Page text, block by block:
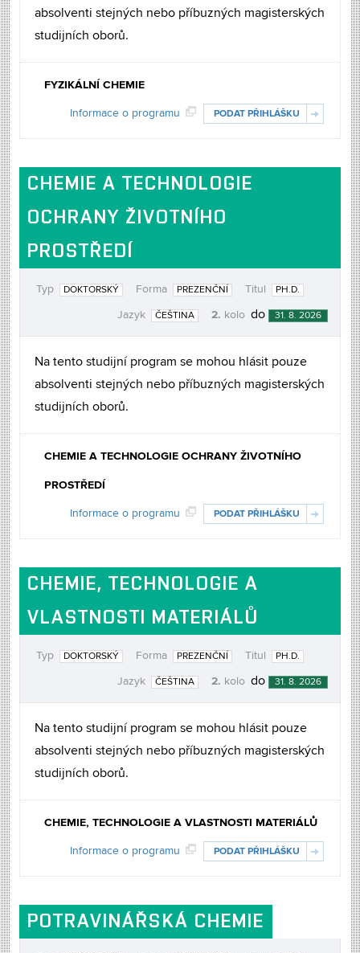
absolventi stejných nebo příbuzných magisterských
studijních oborů.
FYZIKÁLNÍ CHEMIE
Informace o programu PODAT PŘIHLÁŠKU
CHEMIE A TECHNOLOGIE
OCHRANY ŽIVOTNÍHO
PROSTŘEDÍ
Typ DOKTORSKÝ Forma PREZENČNÍ Titul PH.D.
Jazyk ČEŠTINA 2. kolo do 31. 8. 2026
Na tento studijní program se mohou hlásit pouze
absolventi stejných nebo příbuzných magisterských
studijních oborů.
CHEMIE A TECHNOLOGIE OCHRANY ŽIVOTNÍHO
PROSTŘEDÍ
Informace o programu PODAT PŘIHLÁŠKU
CHEMIE, TECHNOLOGIE A
VLASTNOSTI MATERIÁLŮ
Typ DOKTORSKÝ Forma PREZENČNÍ Titul PH.D.
Jazyk ČEŠTINA 2. kolo do 31. 8. 2026
Na tento studijní program se mohou hlásit pouze
absolventi stejných nebo příbuzných magisterských
studijních oborů.
CHEMIE, TECHNOLOGIE A VLASTNOSTI MATERIÁLŮ
Informace o programu PODAT PŘIHLÁŠKU
POTRAVINÁŘSKÁ CHEMIE